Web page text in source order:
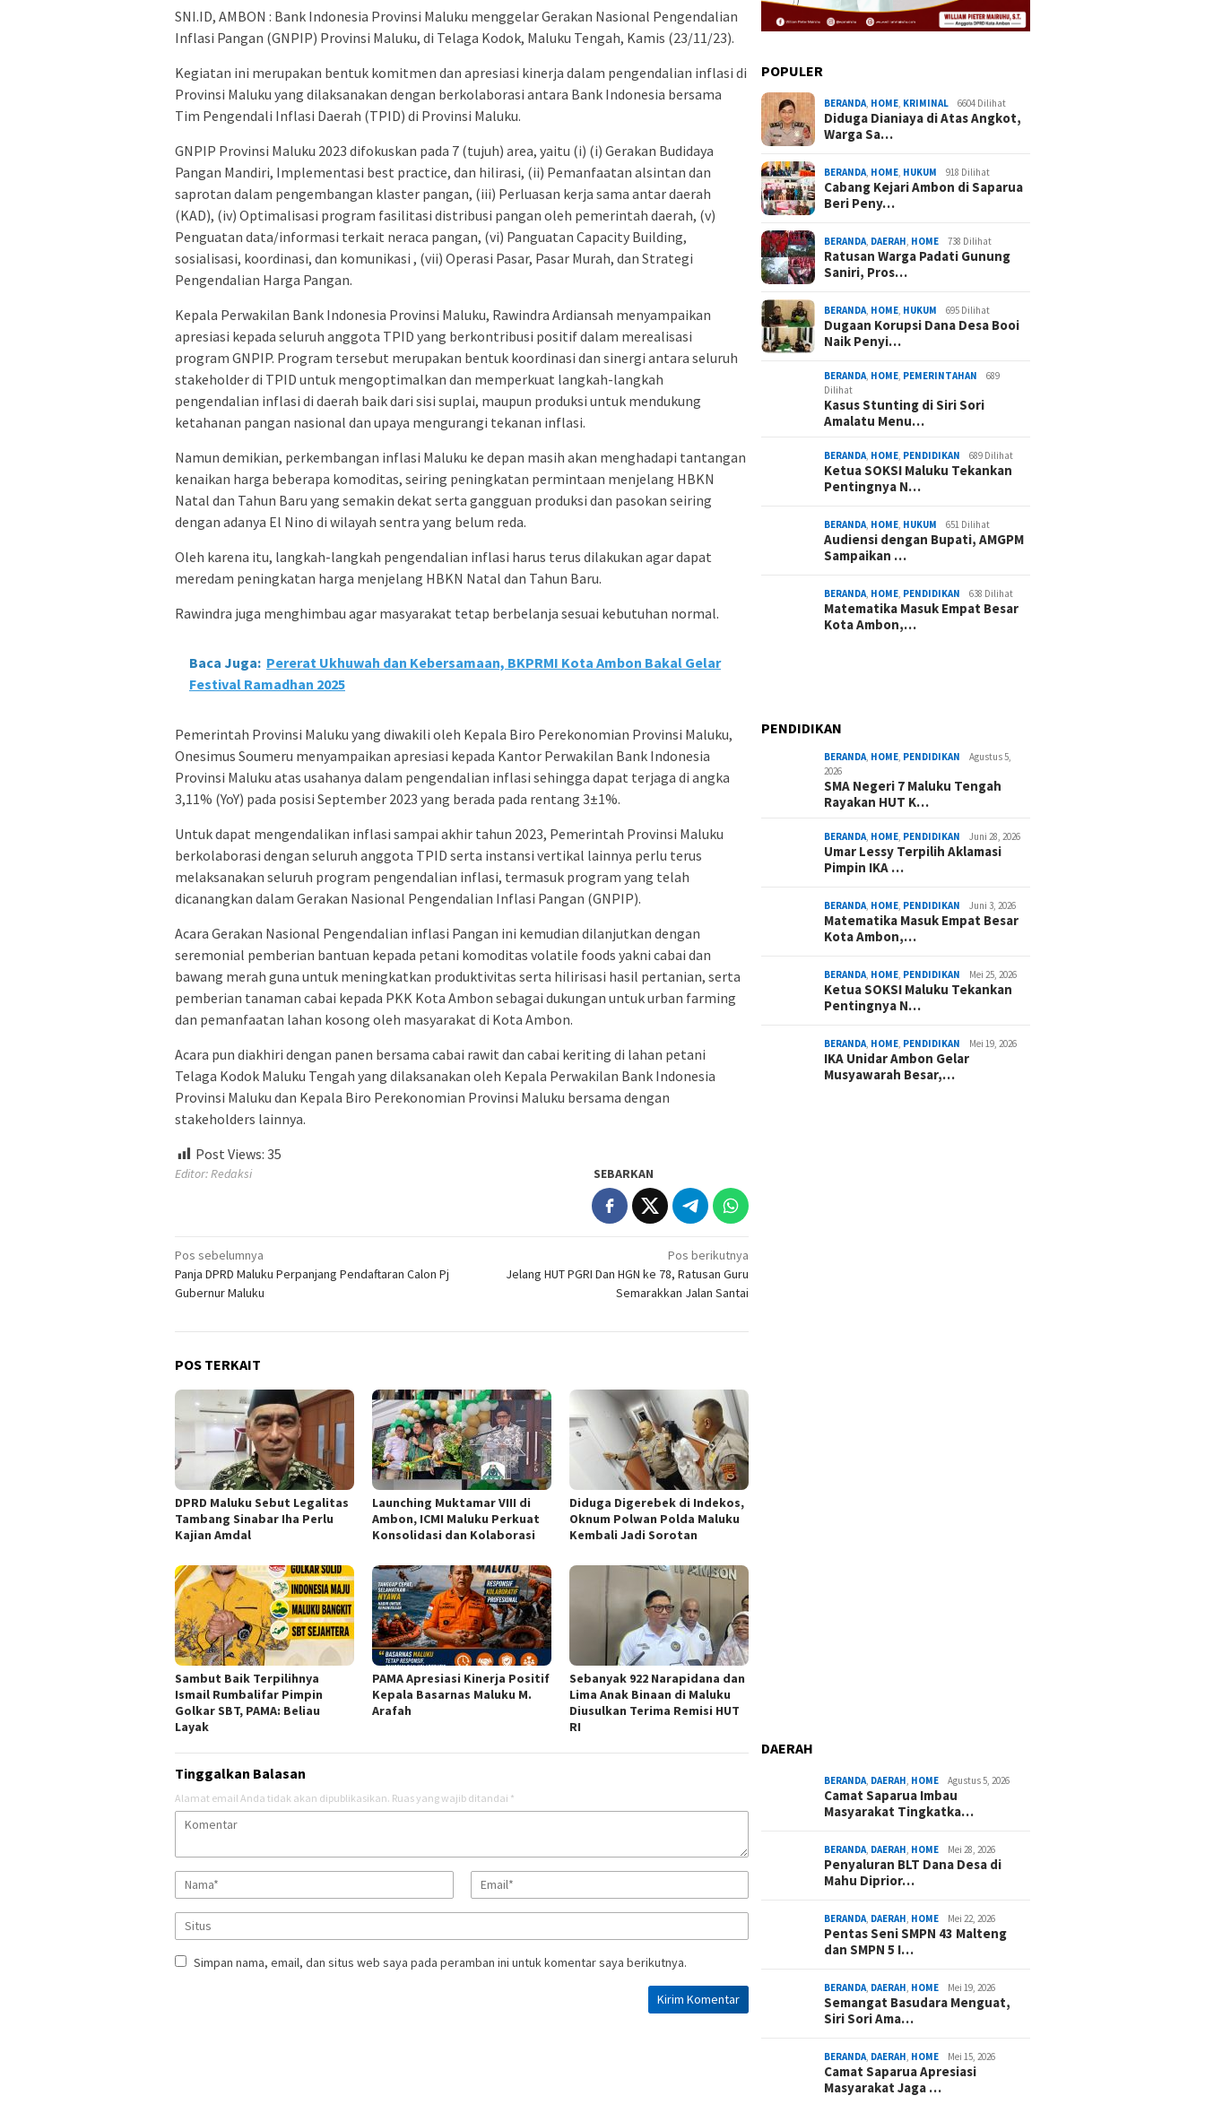
SNI.ID, AMBON : Bank Indonesia Provinsi Maluku menggelar Gerakan Nasional Pengendalian
Inflasi Pangan (GNPIP) Provinsi Maluku, di Telaga Kodok, Maluku Tengah, Kamis (23/11/23).
Kegiatan ini merupakan bentuk komitmen dan apresiasi kinerja dalam pengendalian inflasi di
Provinsi Maluku yang dilaksanakan dengan berkolaborasi antara Bank Indonesia bersama
Tim Pengendali Inflasi Daerah (TPID) di Provinsi Maluku.
GNPIP Provinsi Maluku 2023 difokuskan pada 7 (tujuh) area, yaitu (i) (i) Gerakan Budidaya
Pangan Mandiri, Implementasi best practice, dan hilirasi, (ii) Pemanfaatan alsintan dan
saprotan dalam pengembangan klaster pangan, (iii) Perluasan kerja sama antar daerah
(KAD), (iv) Optimalisasi program fasilitasi distribusi pangan oleh pemerintah daerah, (v)
Penguatan data/informasi terkait neraca pangan, (vi) Panguatan Capacity Building,
sosialisasi, koordinasi, dan komunikasi , (vii) Operasi Pasar, Pasar Murah, dan Strategi
Pengendalian Harga Pangan.
Kepala Perwakilan Bank Indonesia Provinsi Maluku, Rawindra Ardiansah menyampaikan
apresiasi kepada seluruh anggota TPID yang berkontribusi positif dalam merealisasi
program GNPIP. Program tersebut merupakan bentuk koordinasi dan sinergi antara seluruh
stakeholder di TPID untuk mengoptimalkan dan memperkuat langkah-langkah
pengendalian inflasi di daerah baik dari sisi suplai, maupun produksi untuk mendukung
ketahanan pangan nasional dan upaya mengurangi tekanan inflasi.
Namun demikian, perkembangan inflasi Maluku ke depan masih akan menghadapi tantangan
kenaikan harga beberapa komoditas, seiring peningkatan permintaan menjelang HBKN
Natal dan Tahun Baru yang semakin dekat serta gangguan produksi dan pasokan seiring
dengan adanya El Nino di wilayah sentra yang belum reda.
Oleh karena itu, langkah-langkah pengendalian inflasi harus terus dilakukan agar dapat
meredam peningkatan harga menjelang HBKN Natal dan Tahun Baru.
Rawindra juga menghimbau agar masyarakat tetap berbelanja sesuai kebutuhan normal.
Baca Juga: Pererat Ukhuwah dan Kebersamaan, BKPRMI Kota Ambon Bakal Gelar
Festival Ramadhan 2025
Pemerintah Provinsi Maluku yang diwakili oleh Kepala Biro Perekonomian Provinsi Maluku,
Onesimus Soumeru menyampaikan apresiasi kepada Kantor Perwakilan Bank Indonesia
Provinsi Maluku atas usahanya dalam pengendalian inflasi sehingga dapat terjaga di angka
3,11% (YoY) pada posisi September 2023 yang berada pada rentang 3±1%.
Untuk dapat mengendalikan inflasi sampai akhir tahun 2023, Pemerintah Provinsi Maluku
berkolaborasi dengan seluruh anggota TPID serta instansi vertikal lainnya perlu terus
melaksanakan seluruh program pengendalian inflasi, termasuk program yang telah
dicanangkan dalam Gerakan Nasional Pengendalian Inflasi Pangan (GNPIP).
Acara Gerakan Nasional Pengendalian inflasi Pangan ini kemudian dilanjutkan dengan
seremonial pemberian bantuan kepada petani komoditas volatile foods yakni cabai dan
bawang merah guna untuk meningkatkan produktivitas serta hilirisasi hasil pertanian, serta
pemberian tanaman cabai kepada PKK Kota Ambon sebagai dukungan untuk urban farming
dan pemanfaatan lahan kosong oleh masyarakat di Kota Ambon.
Acara pun diakhiri dengan panen bersama cabai rawit dan cabai keriting di lahan petani
Telaga Kodok Maluku Tengah yang dilaksanakan oleh Kepala Perwakilan Bank Indonesia
Provinsi Maluku dan Kepala Biro Perekonomian Provinsi Maluku bersama dengan
stakeholders lainnya.
Post Views: 35
Editor: Redaksi SEBARKAN
Navigasi
pos
Pos sebelumnya
Panja DPRD Maluku Perpanjang Pendaftaran Calon Pj
Gubernur Maluku
Pos berikutnya
Jelang HUT PGRI Dan HGN ke 78, Ratusan Guru
Semarakkan Jalan Santai
POS TERKAIT
DPRD Maluku Sebut Legalitas
Tambang Sinabar Iha Perlu
Kajian Amdal
Launching Muktamar VIII di
Ambon, ICMI Maluku Perkuat
Konsolidasi dan Kolaborasi
Diduga Digerebek di Indekos,
Oknum Polwan Polda Maluku
Kembali Jadi Sorotan
Sambut Baik Terpilihnya
Ismail Rumbalifar Pimpin
Golkar SBT, PAMA: Beliau
Layak
PAMA Apresiasi Kinerja Positif
Kepala Basarnas Maluku M.
Arafah
Sebanyak 922 Narapidana dan
Lima Anak Binaan di Maluku
Diusulkan Terima Remisi HUT
RI
Tinggalkan Balasan
Alamat email Anda tidak akan dipublikasikan. Ruas yang wajib ditandai *
Simpan nama, email, dan situs web saya pada peramban ini untuk komentar saya berikutnya.
POPULER
BERANDA, HOME, KRIMINAL 6604 Dilihat
Diduga Dianiaya di Atas Angkot,
Warga Sa…
BERANDA, HOME, HUKUM 918 Dilihat
Cabang Kejari Ambon di Saparua
Beri Peny…
BERANDA, DAERAH, HOME 738 Dilihat
Ratusan Warga Padati Gunung
Saniri, Pros…
BERANDA, HOME, HUKUM 695 Dilihat
Dugaan Korupsi Dana Desa Booi
Naik Penyi…
BERANDA, HOME, PEMERINTAHAN
689
Dilihat
Kasus Stunting di Siri Sori
Amalatu Menu…
BERANDA, HOME, PENDIDIKAN 689 Dilihat
Ketua SOKSI Maluku Tekankan
Pentingnya N…
BERANDA, HOME, HUKUM 651 Dilihat
Audiensi dengan Bupati, AMGPM
Sampaikan …
BERANDA, HOME, PENDIDIKAN 638 Dilihat
Matematika Masuk Empat Besar
Kota Ambon,…
PENDIDIKAN
BERANDA, HOME, PENDIDIKAN
Agustus 5,
2026
SMA Negeri 7 Maluku Tengah
Rayakan HUT K…
BERANDA, HOME, PENDIDIKAN Juni 28, 2026
Umar Lessy Terpilih Aklamasi
Pimpin IKA …
BERANDA, HOME, PENDIDIKAN Juni 3, 2026
Matematika Masuk Empat Besar
Kota Ambon,…
BERANDA, HOME, PENDIDIKAN Mei 25, 2026
Ketua SOKSI Maluku Tekankan
Pentingnya N…
BERANDA, HOME, PENDIDIKAN Mei 19, 2026
IKA Unidar Ambon Gelar
Musyawarah Besar,…
DAERAH
BERANDA, DAERAH, HOME Agustus 5, 2026
Camat Saparua Imbau
Masyarakat Tingkatka…
BERANDA, DAERAH, HOME Mei 28, 2026
Penyaluran BLT Dana Desa di
Mahu Diprior…
BERANDA, DAERAH, HOME Mei 22, 2026
Pentas Seni SMPN 43 Malteng
dan SMPN 5 I…
BERANDA, DAERAH, HOME Mei 19, 2026
Semangat Basudara Menguat,
Siri Sori Ama…
BERANDA, DAERAH, HOME Mei 15, 2026
Camat Saparua Apresiasi
Masyarakat Jaga …